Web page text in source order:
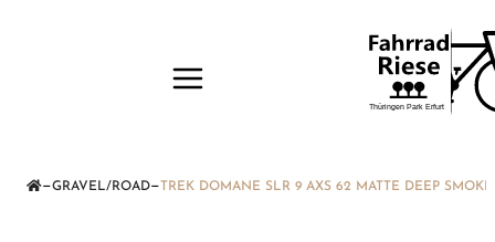
—GRAVEL/ROAD—TREK DOMANE SLR 9 AXS 62 MATTE DEEP SMOKE